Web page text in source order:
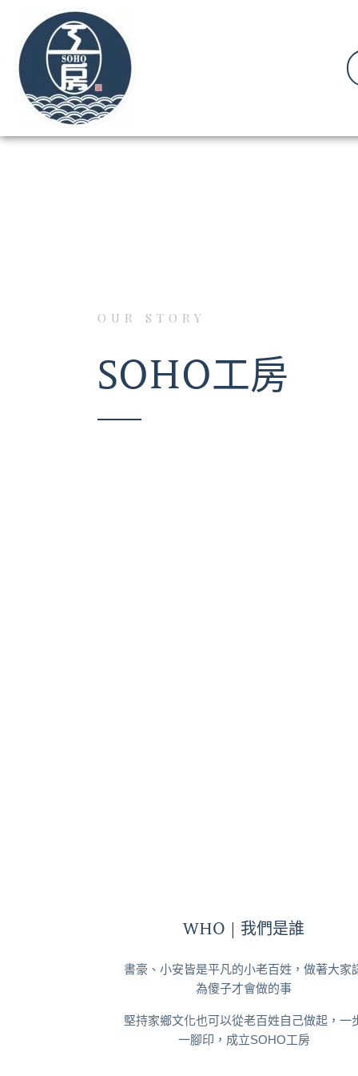
OUR STORY
SOHO工房
WHO | 我們是誰
書豪、小安皆是平凡的小老百姓，做著大家
為傻子才會做的事
堅持家鄉文化也可以從老百姓自己做起，一
一腳印，成立SOHO工房